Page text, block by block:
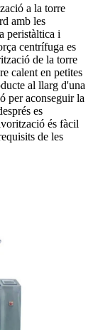
a la torre
amb les
peristàltica i
centrífuga es
de la torre
calent en petites
al llarg d'una
per aconseguir la
es
és fàcil
de les